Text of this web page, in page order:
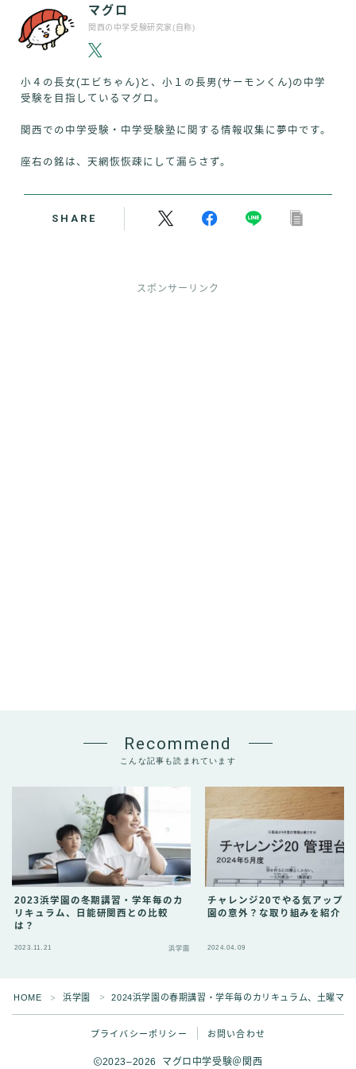
マグロ
関西の中学受験研究家(自称)
小４の長女(エビちゃん)と、小１の長男(サーモンくん)の中学
受験を目指しているマグロ。
関西での中学受験・中学受験塾に関する情報収集に夢中です。
座右の銘は、天網恢恢疎にして漏らさず。
SHARE
スポンサーリンク
Recommend
こんな記事も読まれています
2023浜学園の冬期講習・学年毎のカ
リキュラム、日能研関西との比較
は？
2023.11.21 浜学園
チャレンジ20でやる気アップ！
園の意外？な取り組みを紹介！
2024.04.09
HOME ＞ 浜学園 ＞ 2024浜学園の春期講習・学年毎のカリキュラム、土曜マ
プライバシーポリシー お問い合わせ
2023–2026 マグロ中学受験＠関西